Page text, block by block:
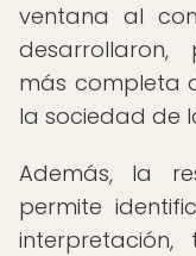
ventana al
desarrollaron,
más completa
la sociedad de
Además, la
permite